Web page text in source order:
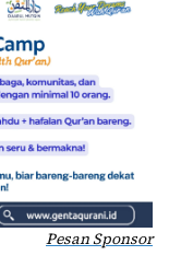
Pesan Sponsor